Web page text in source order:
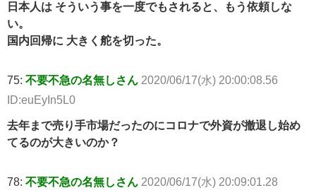
日本人は そういう事を一度でもされると、もう依頼しな
い。
国内回帰に 大きく舵を切った。
75: 不要不急の名無しさん 2020/06/17(水) 20:00:08.56
ID:euEyIn5L0
去年まで売り手市場だったのにコロナで外資が撤退し始め
てるのが大きいのか？
78: 不要不急の名無しさん 2020/06/17(水) 20:09:01.28